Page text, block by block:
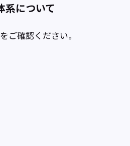
系について
をご確認ください。